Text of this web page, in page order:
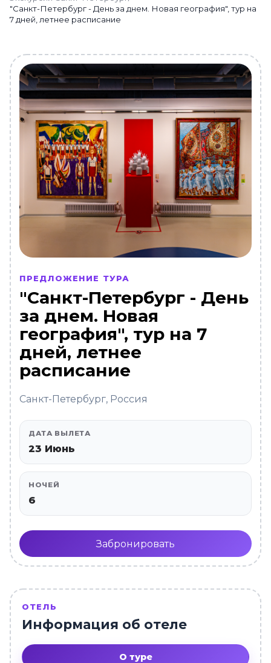
"Санкт-Петербург - День за днем. Новая география", тур на
7 дней, летнее расписание
ПРЕДЛОЖЕНИЕ ТУРА
"Санкт-Петербург - День
за днем. Новая
география", тур на 7
дней, летнее
расписание
Санкт-Петербург, Россия
ДАТА ВЫЛЕТА
23 Июнь
НОЧЕЙ
6
Забронировать
ОТЕЛЬ
Информация об отеле
О туре